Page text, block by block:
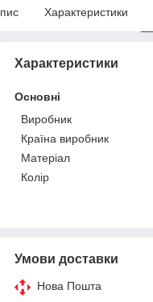
Характеристики
Характеристики
Основні
Виробник
Країна виробник
Матеріал
Колір
Умови доставки
Нова Пошта